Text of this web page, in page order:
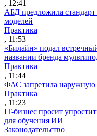
, 12:41
АБД предложила
моделей
Практика
, 11:53
«Билайн» подал
названии бренда
Практика
, 11:44
ФАС запретила наружную
Практика
, 11:23
IT-бизнес просит
для обучения ИИ
Законодательство